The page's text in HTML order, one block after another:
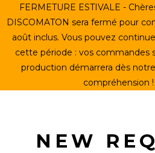
to
content
ACCUEIL
CRÉER UN VINYLE
LE STORE
NEW
FERMETURE ESTIVALE -
DISCOMATON sera fermé pour
août inclus. Vous pouvez
cette période : vos commandes
production démarrera dès
compréhension !